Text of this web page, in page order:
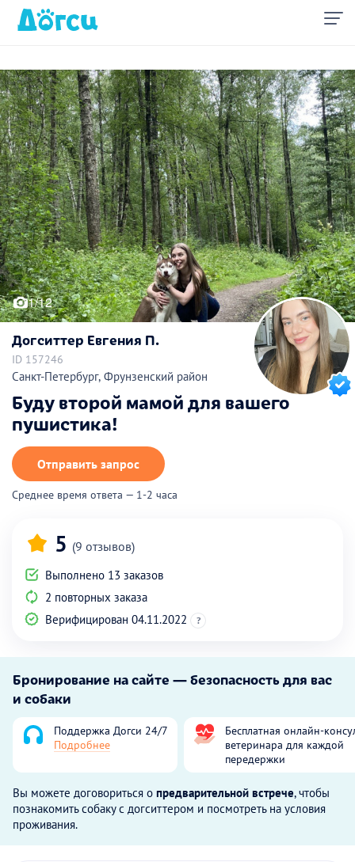
1/12
Догситтер Евгения П.
ID 157246
Санкт-Петербург, Фрунзенский район
Буду второй мамой для вашего
пушистика!
Отправить запрос
Среднее время ответа — 1-2 часа
5 (9 отзывов)
Выполнено 13 заказов
2 повторных заказа
Верифицирован 04.11.2022
?
Бронирование на сайте — безопасность для вас
и собаки
Поддержка Догси 24/7
Подробнее
Бесплатная онлайн-
ветеринара для каждой
передержки
Вы можете договориться о предварительной встрече, чтобы
познакомить собаку с догситтером и посмотреть на условия
проживания.